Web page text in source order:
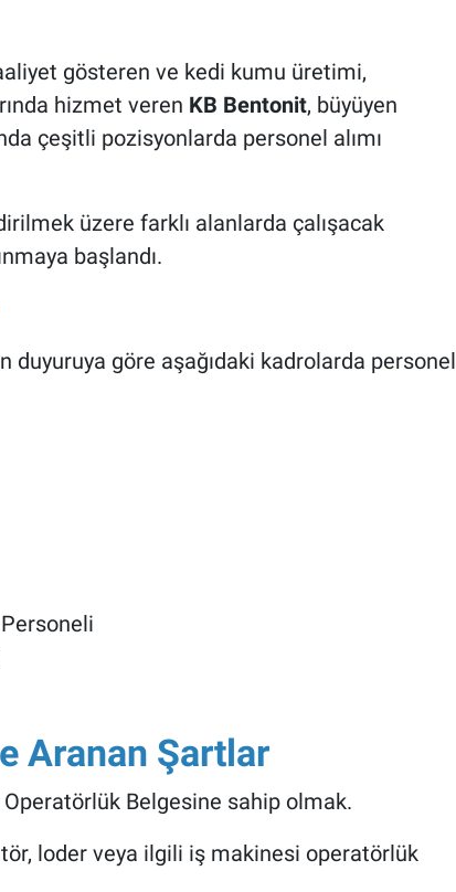
gösteren ve kedi kumu üretimi,
hizmet veren KB Bentonit, büyüyen
çeşitli pozisyonlarda personel alımı
üzere farklı alanlarda çalışacak
başlandı.
duyuruya göre aşağıdaki kadrolarda personel
Aranan Şartlar
Belgesine sahip olmak.
loder veya ilgili iş makinesi operatörlük